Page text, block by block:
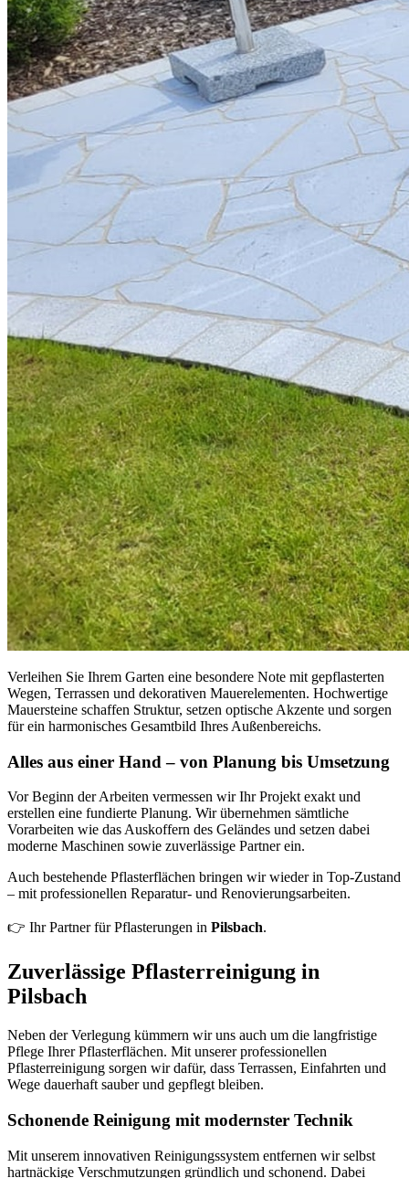
Verleihen Sie Ihrem Garten eine besondere Note mit gepflasterten
Wegen, Terrassen und dekorativen Mauerelementen. Hochwertige
Mauersteine schaffen Struktur, setzen optische Akzente und sorgen
für ein harmonisches Gesamtbild Ihres Außenbereichs.
Alles aus einer Hand – von Planung bis Umsetzung
Vor Beginn der Arbeiten vermessen wir Ihr Projekt exakt und
erstellen eine fundierte Planung. Wir übernehmen sämtliche
Vorarbeiten wie das Auskoffern des Geländes und setzen dabei
moderne Maschinen sowie zuverlässige Partner ein.
Auch bestehende Pflasterflächen bringen wir wieder in Top-Zustand
– mit professionellen Reparatur- und Renovierungsarbeiten.
👉 Ihr Partner für Pflasterungen in Pilsbach.
Zuverlässige Pflasterreinigung in
Pilsbach
Neben der Verlegung kümmern wir uns auch um die langfristige
Pflege Ihrer Pflasterflächen. Mit unserer professionellen
Pflasterreinigung sorgen wir dafür, dass Terrassen, Einfahrten und
Wege dauerhaft sauber und gepflegt bleiben.
Schonende Reinigung mit modernster Technik
Mit unserem innovativen Reinigungssystem entfernen wir selbst
hartnäckige Verschmutzungen gründlich und schonend. Dabei